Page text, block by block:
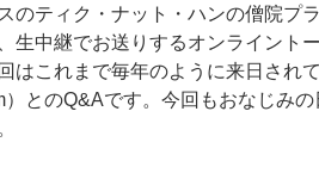
のティク・ナット・ハンの僧院プ
生中継でお送りするオンライント
はこれまで毎年のように来日され
）とのQ&Aです。今回もおなじみ